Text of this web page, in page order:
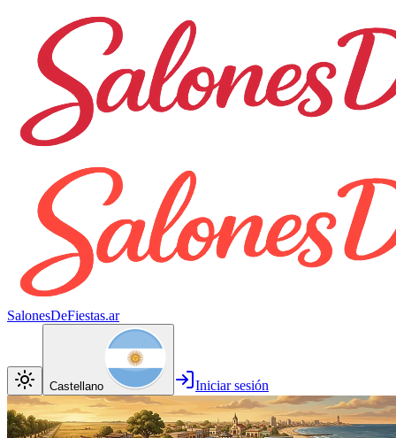
SalonesDeFiestas.ar
Castellano Iniciar sesión